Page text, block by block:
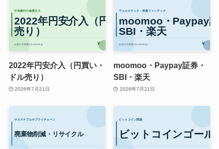
2022年円安介入（円買い・
ドル売り）
2026年7月21日
moomoo・Paypay証券・
SBI・楽天
2026年7月21日